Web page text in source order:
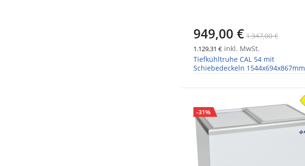
949,00 € 1.347,00 €
1.129,31 € inkl. MwSt.
Tiefkühltruhe CAL 54 mit
Schiebedeckeln 1544x694x867mm
-31%